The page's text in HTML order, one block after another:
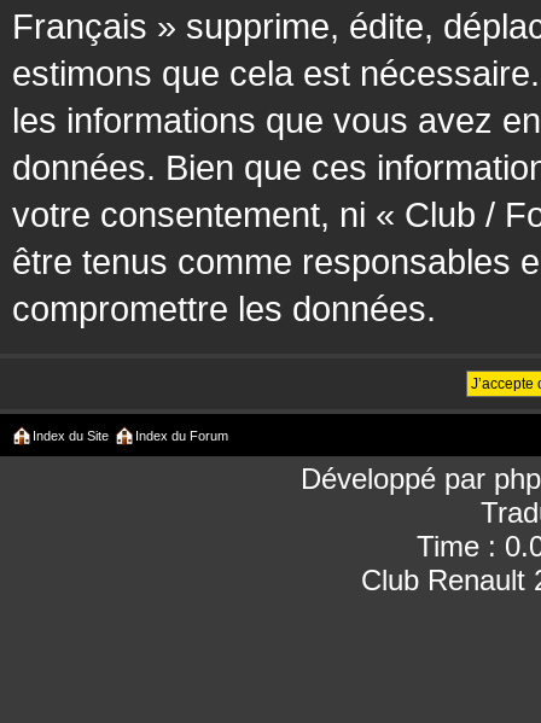
Français » supprime, édite,
estimons que cela est
les informations que vous avez
données. Bien que ces
votre consentement, ni « Club /
être tenus comme responsables
compromettre les données.
Index du Site Index du Forum
Développé par
Time :
Club Renault